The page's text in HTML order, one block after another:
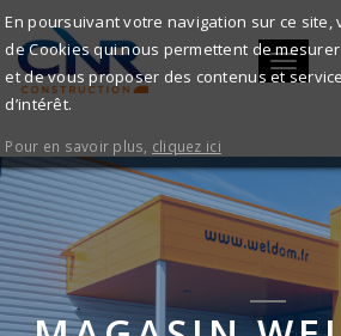
MAGASIN
WELDOM
À
COMBOURG
-
CNR
Toggle
ACCUEIL
NOS RÉALISATIONS
MAGASIN WELDOM À COMBOURG
En poursuivant votre navigation sur ce site,
de Cookies qui nous permettent de
et de vous proposer des contenus et
d’intérêt.
Pour en savoir plus, cliquez ici